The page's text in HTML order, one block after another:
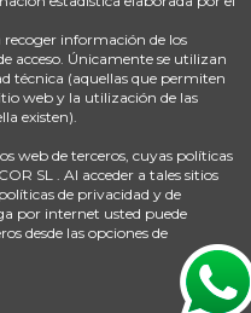
Aviso legal
reservados. | Desarrollado por
información de los
acceso. Únicamente se utilizan
técnica (aquellas que permiten
web y la utilización de las
existen).
web de terceros, cuyas políticas
SL . Al acceder a tales sitios
de privacidad y de
por internet usted puede
desde las opciones de